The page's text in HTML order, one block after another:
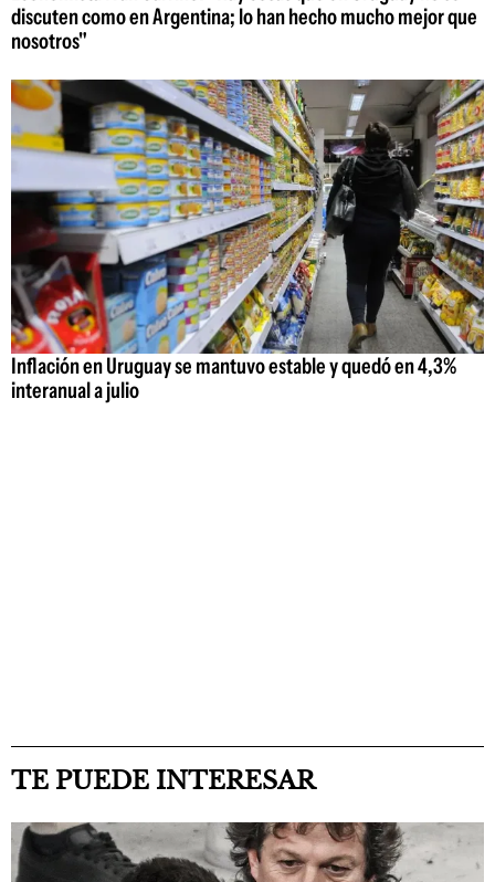
discuten como en Argentina; lo han hecho mucho mejor que
nosotros"
Inflación en Uruguay se mantuvo estable y quedó en 4,3%
interanual a julio
TE PUEDE INTERESAR